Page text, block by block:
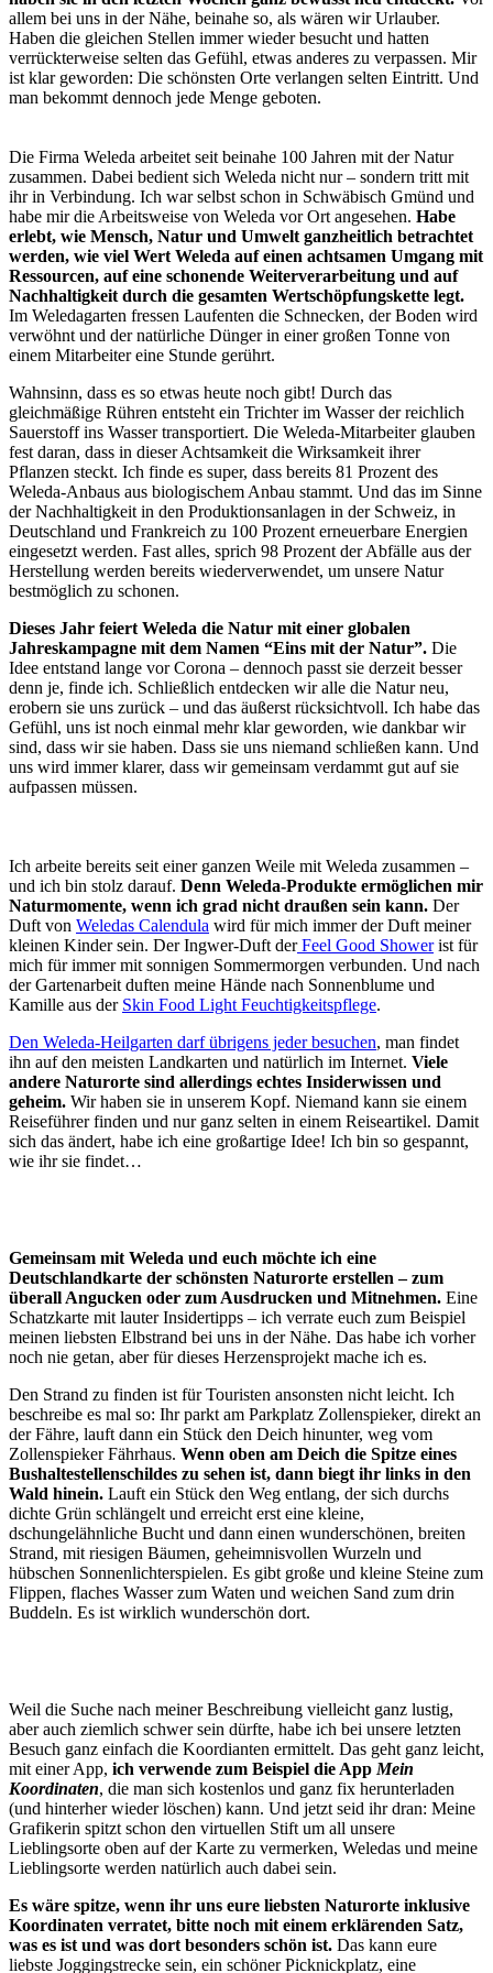
allem bei uns in der Nähe, beinahe so, als wären wir Urlauber.
Haben die gleichen Stellen immer wieder besucht und hatten
verrückterweise selten das Gefühl, etwas anderes zu verpassen. Mir
ist klar geworden: Die schönsten Orte verlangen selten Eintritt. Und
man bekommt dennoch jede Menge geboten.
Die Firma Weleda arbeitet seit beinahe 100 Jahren mit der Natur
zusammen. Dabei bedient sich Weleda nicht nur – sondern tritt mit
ihr in Verbindung. Ich war selbst schon in Schwäbisch Gmünd und
habe mir die Arbeitsweise von Weleda vor Ort angesehen. Habe
erlebt, wie Mensch, Natur und Umwelt ganzheitlich betrachtet
werden, wie viel Wert Weleda auf einen achtsamen Umgang mit
Ressourcen, auf eine schonende Weiterverarbeitung und auf
Nachhaltigkeit durch die gesamten Wertschöpfungskette legt.
Im Weledagarten fressen Laufenten die Schnecken, der Boden wird
verwöhnt und der natürliche Dünger in einer großen Tonne von
einem Mitarbeiter eine Stunde gerührt.
Wahnsinn, dass es so etwas heute noch gibt! Durch das
gleichmäßige Rühren entsteht ein Trichter im Wasser der reichlich
Sauerstoff ins Wasser transportiert. Die Weleda-Mitarbeiter glauben
fest daran, dass in dieser Achtsamkeit die Wirksamkeit ihrer
Pflanzen steckt. Ich finde es super, dass bereits 81 Prozent des
Weleda-Anbaus aus biologischem Anbau stammt. Und das im Sinne
der Nachhaltigkeit in den Produktionsanlagen in der Schweiz, in
Deutschland und Frankreich zu 100 Prozent erneuerbare Energien
eingesetzt werden. Fast alles, sprich 98 Prozent der Abfälle aus der
Herstellung werden bereits wiederverwendet, um unsere Natur
bestmöglich zu schonen.
Dieses Jahr feiert Weleda die Natur mit einer globalen
Jahreskampagne mit dem Namen “Eins mit der Natur”. Die
Idee entstand lange vor Corona – dennoch passt sie derzeit besser
denn je, finde ich. Schließlich entdecken wir alle die Natur neu,
erobern sie uns zurück – und das äußerst rücksichtvoll. Ich habe das
Gefühl, uns ist noch einmal mehr klar geworden, wie dankbar wir
sind, dass wir sie haben. Dass sie uns niemand schließen kann. Und
uns wird immer klarer, dass wir gemeinsam verdammt gut auf sie
aufpassen müssen.
Ich arbeite bereits seit einer ganzen Weile mit Weleda zusammen –
und ich bin stolz darauf. Denn Weleda-Produkte ermöglichen mir
Naturmomente, wenn ich grad nicht draußen sein kann. Der
Duft von Weledas Calendula wird für mich immer der Duft meiner
kleinen Kinder sein. Der Ingwer-Duft derFeel Good Showerist für
mich für immer mit sonnigen Sommermorgen verbunden. Und nach
der Gartenarbeit duften meine Hände nach Sonnenblume und
Kamille aus der Skin Food Light Feuchtigkeitspflege.
Den Weleda-Heilgarten darf übrigens jeder besuchen, man findet
ihn auf den meisten Landkarten und natürlich im Internet. Viele
andere Naturorte sind allerdings echtes Insiderwissen und
geheim. Wir haben sie in unserem Kopf. Niemand kann sie einem
Reiseführer finden und nur ganz selten in einem Reiseartikel. Damit
sich das ändert, habe ich eine großartige Idee! Ich bin so gespannt,
wie ihr sie findet…
Gemeinsam mit Weleda und euch möchte ich eine
Deutschlandkarte der schönsten Naturorte erstellen – zum
überall Angucken oder zum Ausdrucken und Mitnehmen. Eine
Schatzkarte mit lauter Insidertipps – ich verrate euch zum Beispiel
meinen liebsten Elbstrand bei uns in der Nähe. Das habe ich vorher
noch nie getan, aber für dieses Herzensprojekt mache ich es.
Den Strand zu finden ist für Touristen ansonsten nicht leicht. Ich
beschreibe es mal so: Ihr parkt am Parkplatz Zollenspieker, direkt an
der Fähre, lauft dann ein Stück den Deich hinunter, weg vom
Zollenspieker Fährhaus. Wenn oben am Deich die Spitze eines
Bushaltestellenschildes zu sehen ist, dann biegt ihr links in den
Wald hinein. Lauft ein Stück den Weg entlang, der sich durchs
dichte Grün schlängelt und erreicht erst eine kleine,
dschungelähnliche Bucht und dann einen wunderschönen, breiten
Strand, mit riesigen Bäumen, geheimnisvollen Wurzeln und
hübschen Sonnenlichterspielen. Es gibt große und kleine Steine zum
Flippen, flaches Wasser zum Waten und weichen Sand zum drin
Buddeln. Es ist wirklich wunderschön dort.
Weil die Suche nach meiner Beschreibung vielleicht ganz lustig,
aber auch ziemlich schwer sein dürfte, habe ich bei unsere letzten
Besuch ganz einfach die Koordianten ermittelt. Das geht ganz leicht,
mit einer App, ich verwende zum Beispiel die AppMein
Koordinaten, die man sich kostenlos und ganz fix herunterladen
(und hinterher wieder löschen) kann. Und jetzt seid ihr dran: Meine
Grafikerin spitzt schon den virtuellen Stift um all unsere
Lieblingsorte oben auf der Karte zu vermerken, Weledas und meine
Lieblingsorte werden natürlich auch dabei sein.
Es wäre spitze, wenn ihr uns eure liebsten Naturorte inklusive
Koordinaten verratet, bitte noch mit einem erklärenden Satz,
was es ist und was dort besonders schön ist. Das kann eure
liebste Joggingstrecke sein, ein schöner Picknickplatz, eine